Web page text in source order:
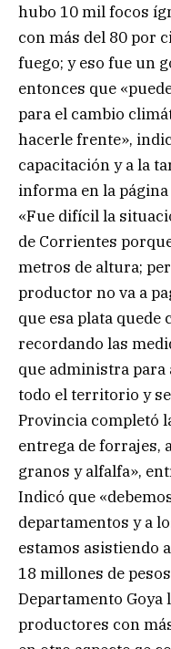
hubo 10 mil focos
con más del 80 por
fuego; y eso fue un
entonces que
para el cambio
hacerle frente»,
capacitación y a la
informa en la
«Fue difícil la
de Corrientes
metros de altura;
productor no va a
que esa plata quede
recordando las
que administra
todo el territorio y
Provincia completó
entrega de forrajes,
granos y alfalfa»,
Indicó que
departamentos y a
estamos asistiendo
18 millones de
Departamento Goya
productores con